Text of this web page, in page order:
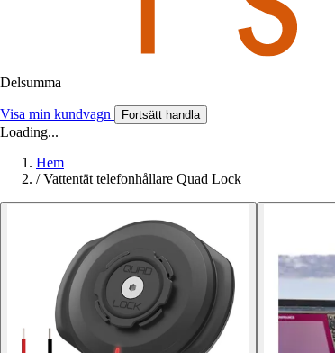
Delsumma
Visa min kundvagn Fortsätt handla
Loading...
Hem
/ Vattentät telefonhållare Quad Lock